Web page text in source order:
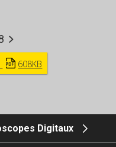
608KB
Digitaux